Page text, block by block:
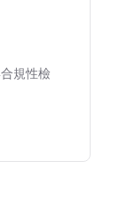
規性檢